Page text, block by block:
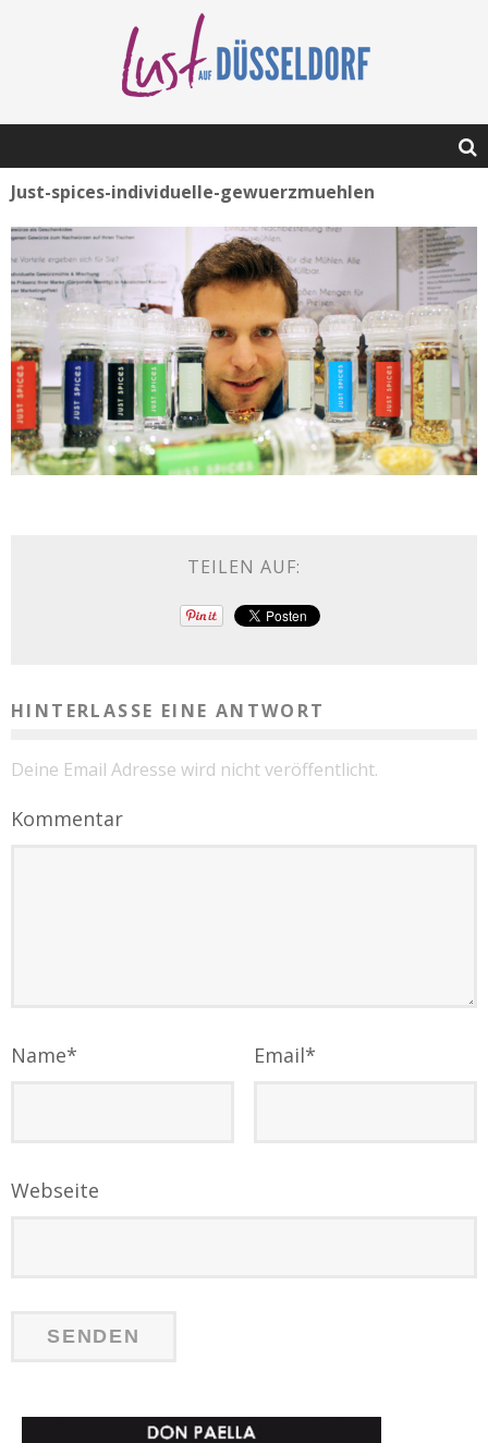
Just-spices-individuelle-gewuerzmuehlen
TEILEN AUF:
HINTERLASSE EINE ANTWORT
Deine Email Adresse wird nicht veröffentlicht.
Kommentar
Name* Email*
Webseite